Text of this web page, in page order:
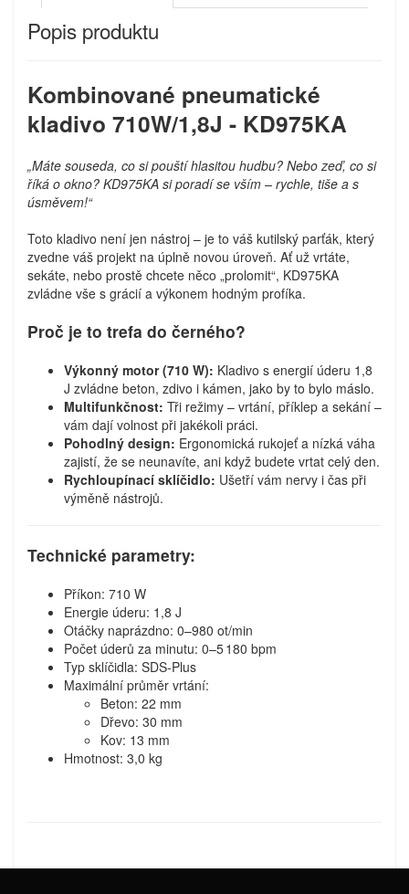
Popis produktu
Kombinované pneumatické
kladivo 710W/1,8J - KD975KA
„Máte souseda, co si pouští hlasitou hudbu? Nebo zeď, co si
říká o okno? KD975KA si poradí se vším – rychle, tiše a s
úsměvem!“
Toto kladivo není jen nástroj – je to váš kutilský parťák, který
zvedne váš projekt na úplně novou úroveň. Ať už vrtáte,
sekáte, nebo prostě chcete něco „prolomit“, KD975KA
zvládne vše s grácií a výkonem hodným profíka.
Proč je to trefa do černého?
Výkonný motor (710 W): Kladivo s energií úderu 1,8
J zvládne beton, zdivo i kámen, jako by to bylo máslo.
Multifunkčnost: Tři režimy – vrtání, příklep a sekání –
vám dají volnost při jakékoli práci.
Pohodlný design: Ergonomická rukojeť a nízká váha
zajistí, že se neunavíte, ani když budete vrtat celý den.
Rychloupínací sklíčidlo: Ušetří vám nervy i čas při
výměně nástrojů.
Technické parametry:
Příkon: 710 W
Energie úderu: 1,8 J
Otáčky naprázdno: 0–980 ot/min
Počet úderů za minutu: 0–5 180 bpm
Typ sklíčidla: SDS-Plus
Maximální průměr vrtání:
Beton: 22 mm
Dřevo: 30 mm
Kov: 13 mm
Hmotnost: 3,0 kg